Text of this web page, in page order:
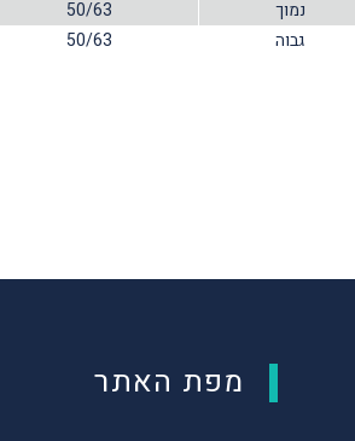
נמוך 50/63
גבוה 50/63
מפת האתר